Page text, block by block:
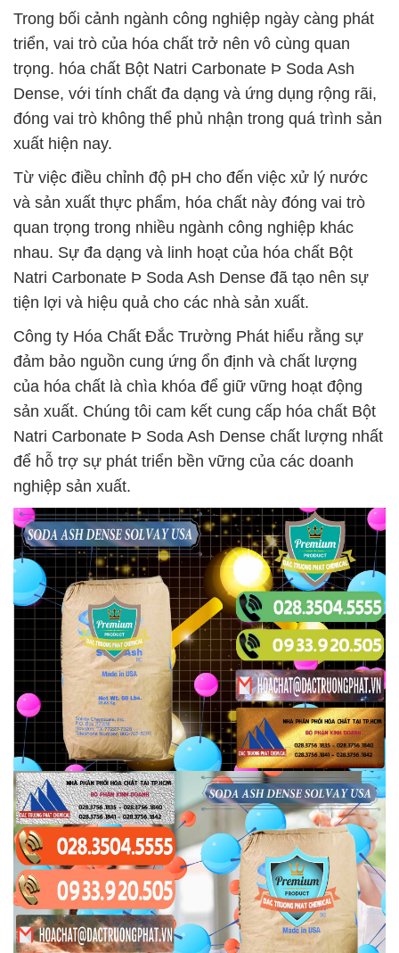
Trong bối cảnh ngành công nghiệp ngày càng phát
triển, vai trò của hóa chất trở nên vô cùng quan
trọng. hóa chất Bột Natri Carbonate Þ Soda Ash
Dense, với tính chất đa dạng và ứng dụng rộng rãi,
đóng vai trò không thể phủ nhận trong quá trình sản
xuất hiện nay.
Từ việc điều chỉnh độ pH cho đến việc xử lý nước
và sản xuất thực phẩm, hóa chất này đóng vai trò
quan trọng trong nhiều ngành công nghiệp khác
nhau. Sự đa dạng và linh hoạt của hóa chất Bột
Natri Carbonate Þ Soda Ash Dense đã tạo nên sự
tiện lợi và hiệu quả cho các nhà sản xuất.
Công ty Hóa Chất Đắc Trường Phát hiểu rằng sự
đảm bảo nguồn cung ứng ổn định và chất lượng
của hóa chất là chìa khóa để giữ vững hoạt động
sản xuất. Chúng tôi cam kết cung cấp hóa chất Bột
Natri Carbonate Þ Soda Ash Dense chất lượng nhất
để hỗ trợ sự phát triển bền vững của các doanh
nghiệp sản xuất.